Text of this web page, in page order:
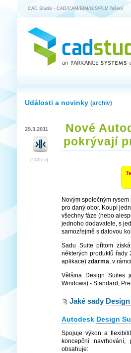
CAD Studio - CAD/CAM/BIM/GIS/PLM řešení
Události a novinky (archiv)
29.3.2011
[18251x]
Nové
pokrývají
Novým společným
pro daný obor. Koupí
všechny fáze (nebo
jednoho dodavatele, s
samozřejmě s datovou
Sadu Suite přitom
některých produktů řady
aplikace) zdarma, v
Většina
Design Suites
Windows) - Standard,
Jaké sady
Autodesk Design
Spojuje výkon a
koncepční navrhování,
obsahuje: